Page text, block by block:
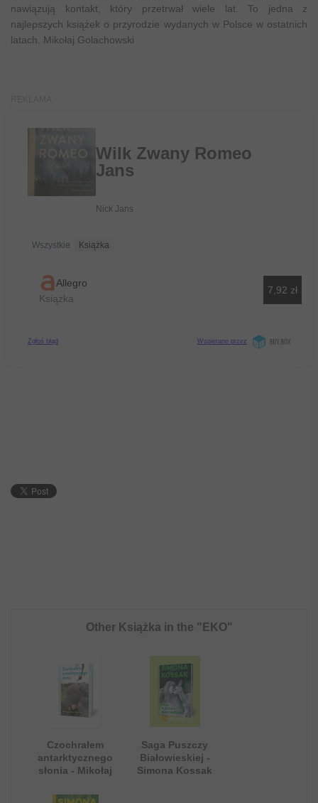
nawiązują kontakt, który przetrwał wiele lat. To jedna z
najlepszych książek o przyrodzie wydanych w Polsce w ostatnich
latach. Mikołaj Golachowski
Other Książka in the "EKO"
Czochrałem
antarktycznego
słonia - Mikołaj
Saga Puszczy
Białowieskiej -
Simona Kossak